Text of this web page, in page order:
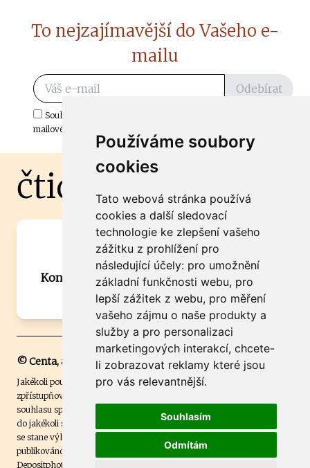
Používáme soubory
cookies
Tato webová stránka používá
cookies a další sledovací
technologie ke zlepšení vašeho
zážitku z prohlížení pro
následující účely: pro umožnění
základní funkčnosti webu, pro
lepší zážitek z webu, pro měření
vašeho zájmu o naše produkty a
služby a pro personalizaci
marketingových interakcí, chcete-
li zobrazovat reklamy které jsou
pro vás relevantnější.
Souhlasím
Odmítám
To nejzajímavější do Vašeho e-
mailu
Odebírat
Souhlasím s odběrem důležitých zpráv ze ČtiDoma.cz do mé e-
mailové schránky.
čtidoma.cz
Máte zajímavou informaci? Chcete
spolupracovat?
Kontaktujte šéfredaktora Martina Chalupu:
chalupa@ctidoma.cz
© Centa, a.s.
Jakékoli použití obsahu včetně převzetí, šíření či dalšího užití a
zpřístupňování textových či obrazových materiálů bez písemného
souhlasu společnosti Centa,a.s. je zakázáno. Čtenář svým přihlášením
do jakékoli soutěže na našem webu dává souhlas s tím, že v případě, že
se stane výhercem této soutěže, může být jeho jméno na webu
publikováno. Centa, a.s. využívala licenci ČTK a využívá fotografie z
Depositphotos